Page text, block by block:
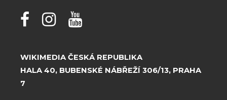
WIKIMEDIA ČESKÁ REPUBLIKA
HALA 40, BUBENSKÉ NÁBŘEŽÍ 306/13, PRAHA
7